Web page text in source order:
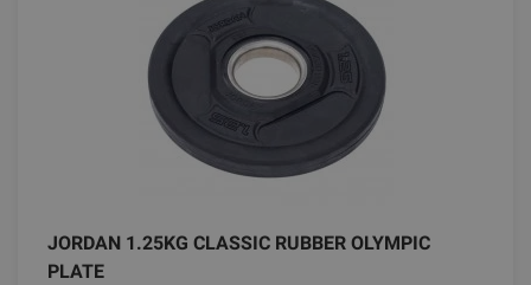
JORDAN 1.25KG CLASSIC RUBBER OLYMPIC
PLATE